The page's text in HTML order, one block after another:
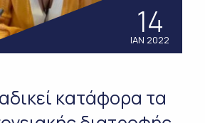
14
ΙΑΝ 2022
κατάφορα τα